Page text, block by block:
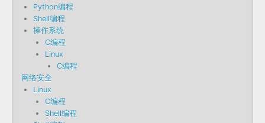
Python编程
Shell编程
操作系统
C编程
Linux
C编程
网络安全
Linux
C编程
Shell编程